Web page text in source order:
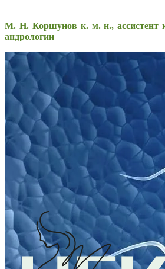
М. Н. Коршунов к. м. н., ассистент
андрологии
Возврат к списку